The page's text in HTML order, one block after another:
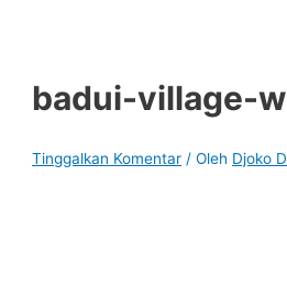
badui-village-
Tinggalkan Komentar / Oleh Djoko